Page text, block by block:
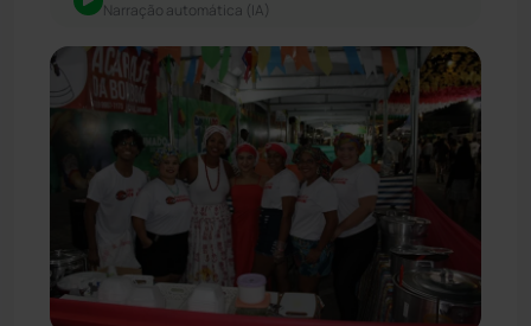
Narração automática (IA)